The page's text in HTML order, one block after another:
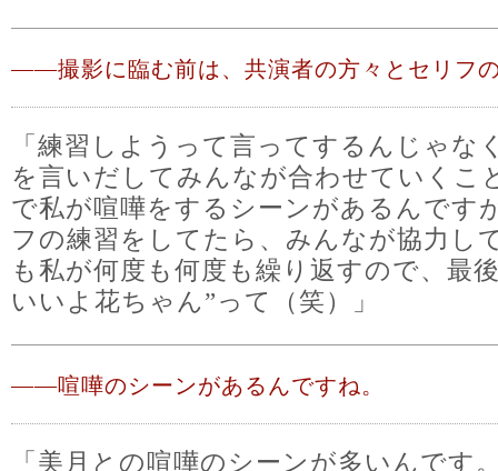
――撮影に臨む前は、共演者の方々とセリフ
「練習しようって言ってするんじゃな
を言いだしてみんなが合わせていくこ
で私が喧嘩をするシーンがあるんです
フの練習をしてたら、みんなが協力し
も私が何度も何度も繰り返すので、最
いいよ花ちゃん”って（笑）」
――喧嘩のシーンがあるんですね。
「美月との喧嘩のシーンが多いんです